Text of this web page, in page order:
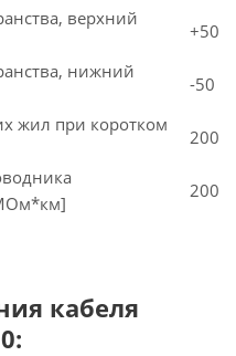
верхний
+50
нижний
-50
жил при коротком
200
200
кабеля